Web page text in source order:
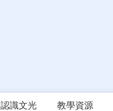
認識文光 教學資源